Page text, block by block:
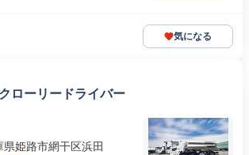
気になる
ローリードライバー
姫路市網干区浜田